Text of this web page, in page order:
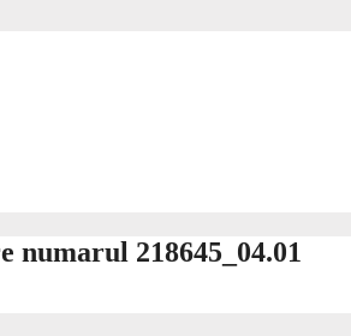
numarul 218645_04.01